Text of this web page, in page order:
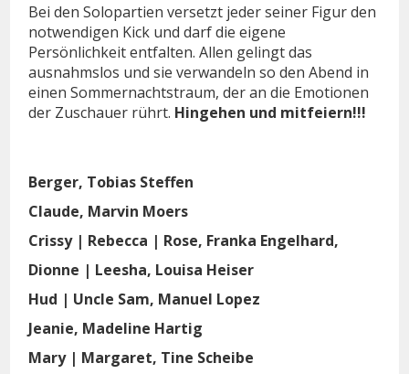
Bei den Solopartien versetzt jeder seiner Figur den
notwendigen Kick und darf die eigene
Persönlichkeit entfalten. Allen gelingt das
ausnahmslos und sie verwandeln so den Abend in
einen Sommernachtstraum, der an die Emotionen
der Zuschauer rührt. Hingehen und mitfeiern!!!
Berger, Tobias Steffen
Claude, Marvin Moers
Crissy | Rebecca | Rose, Franka Engelhard,
Dionne | Leesha, Louisa Heiser
Hud | Uncle Sam, Manuel Lopez
Jeanie, Madeline Hartig
Mary | Margaret, Tine Scheibe